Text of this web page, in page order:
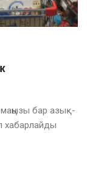
бар азық-
хабарлайды